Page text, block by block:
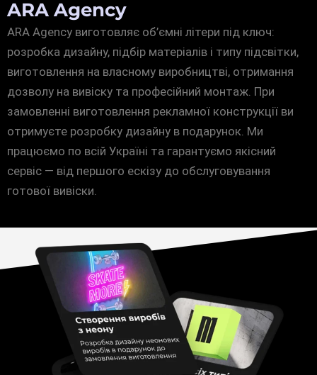
ARA Agency
ARA Agency виготовляє об’ємні літери під ключ:
розробка дизайну, підбір матеріалів і типу підсвітки,
виготовлення на власному виробництві, отримання
дозволу на вивіску та професійний монтаж. При
замовленні виготовлення рекламної конструкції ви
отримуєте розробку дизайну в подарунок. Ми
працюємо по всій Україні та гарантуємо якісний
сервіс — від першого ескізу до обслуговування
готової вивіски.